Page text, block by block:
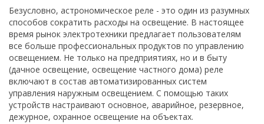
Безусловно, астрономическое реле - это один из разумных
способов сократить расходы на освещение. В настоящее
время рынок электротехники предлагает пользователям
все больше профессиональных продуктов по управлению
освещением. Не только на предприятиях, но и в быту
(дачное освещение, освещение частного дома) реле
включают в состав автоматизированных систем
управления наружным освещением. С помощью таких
устройств настраивают основное, аварийное, резервное,
дежурное, охранное освещение на объектах.